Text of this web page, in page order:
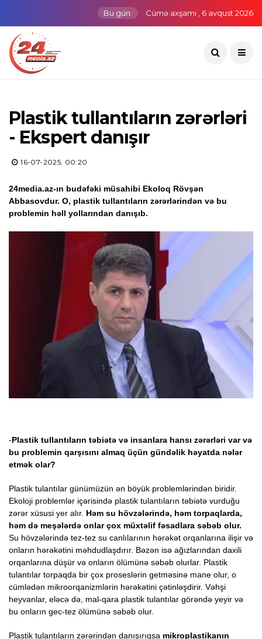
Bu gün: Cümə axşamı , 6 avqust 2026
Plastik tullantıların zərərləri
- Ekspert danışır
16-07-2025, 00:20
24media.az-ın budəfəki müsahibi Ekoloq Rövşən
Abbasovdur. O, plastik tullantıların zərərlərindən və bu
problemin həll yollarından danışıb.
-Plastik tullantıların təbiətə və insanlara hansı zərərləri var və
bu problemin qarşısını almaq üçün gündəlik həyatda nələr
etmək olar?
Plastik tulantılar günümüzün ən böyük problemlərindən biridir.
Ekoloji problemlər içərisində plastik tulantıların təbiətə vurduğu
zərər xüsusi yer alır. Həm su hövzələrində, həm torpaqlarda,
həm də meşələrdə onlar çox müxtəlif fəsadlara səbəb olur.
Su hövzələrində tez-tez su canlılarının hərəkət orqanlarına ilişir və
onların hərəkətini məhdudlaşdırır. Bəzən isə ağızlarından daxili
orqanlarına düşür və onların ölümünə səbəb olurlar. Plastik
tulantılar torpaqda bir çox proseslərin getməsinə mane olur, o
cümlədən mikroorqanizmlərin hərəkətini çətinləşdirir. Vəhşi
heyvanlar, eləcə də, mal-qara plastik tulantılar görəndə yeyir və
bu onların gec-tez ölümünə səbəb olur.
Plastik tulantıların zərərindən danışırıqsa mikroplastikanın